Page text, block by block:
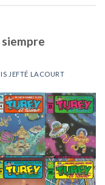
JEFTÉ LACOURT